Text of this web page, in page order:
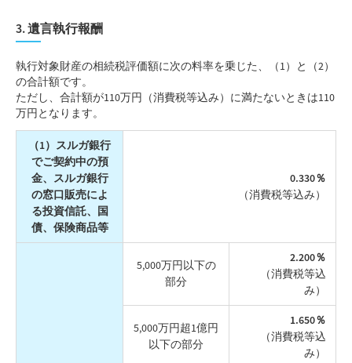
3. 遺言執行報酬
執行対象財産の相続税評価額に次の料率を乗じた、（1）と（2）
の合計額です。
ただし、合計額が110万円（消費税等込み）に満たないときは110
万円となります。
（1）スルガ銀行
でご契約中の預
金、スルガ銀行
の窓口販売によ
る投資信託、国
債、保険商品等
0.330％
（消費税等込み）
5,000万円以下の
部分
2.200％
（消費税等込
み）
5,000万円超1億円
以下の部分
1.650％
（消費税等込
み）